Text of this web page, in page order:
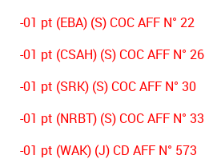
-01 pt (EBA) (S) COC AFF N° 22
-01 pt (CSAH) (S) COC AFF N° 26
-01 pt (SRK) (S) COC AFF N° 30
-01 pt (NRBT) (S) COC AFF N° 33
-01 pt (WAK) (J) CD AFF N° 573